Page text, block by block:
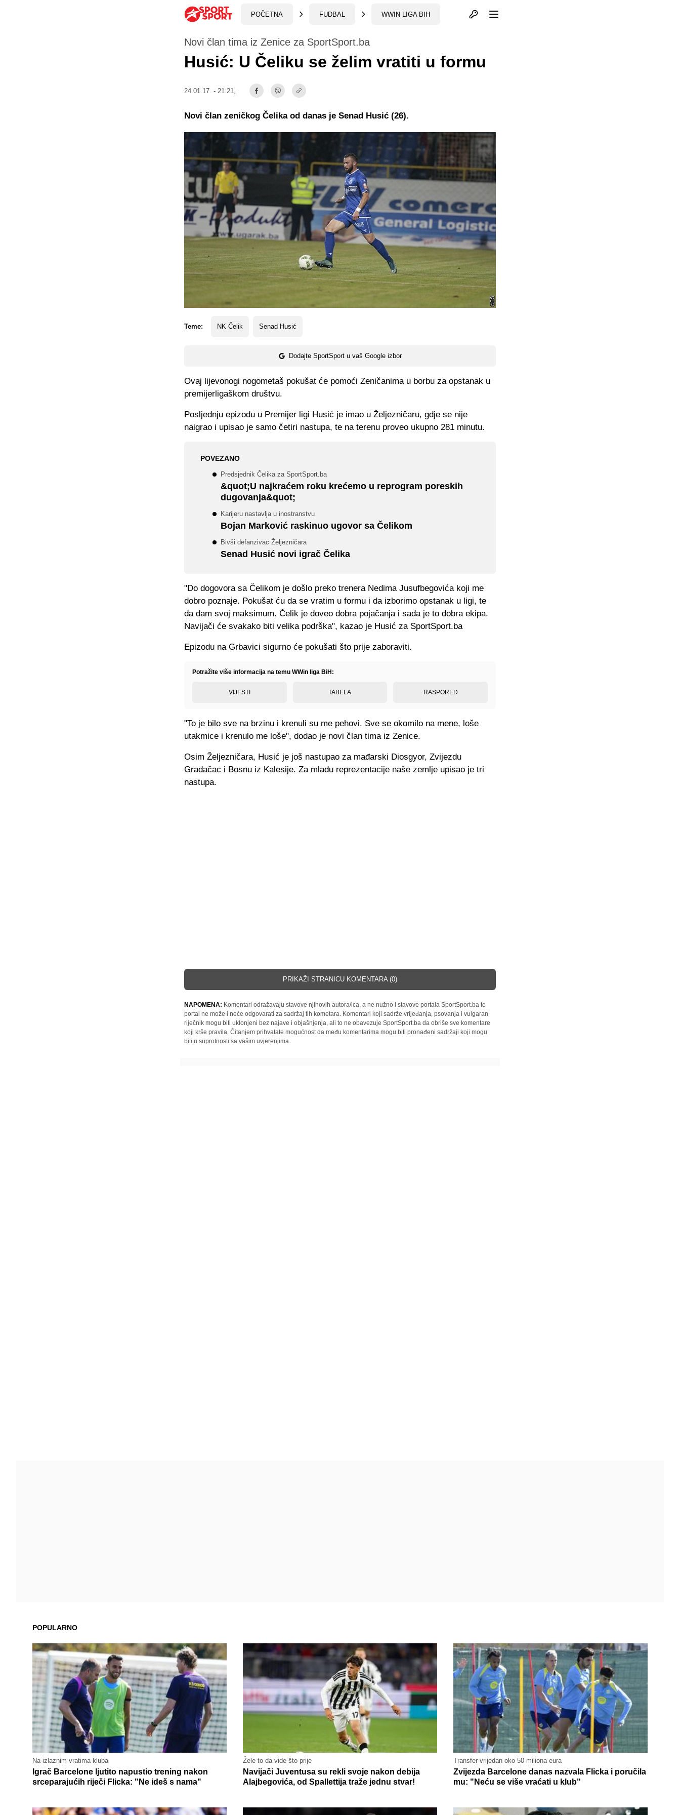
POČETNA FUDBAL WWIN LIGA BIH Otvori profil
Novi član tima iz Zenice za SportSport.ba
Husić: U Čeliku se želim vratiti u formu
24.01.17. - 21:21,
Teme: NK Čelik Senad Husić
Dodajte SportSport u vaš Google izbor
Novi član zeničkog Čelika od danas je Senad Husić (26).
Ovaj lijevonogi nogometaš pokušat će pomoći Zeničanima u borbu za opstanak u
premijerligaškom društvu.
Posljednju epizodu u Premijer ligi Husić je imao u Željezničaru, gdje se nije
naigrao i upisao je samo četiri nastupa, te na terenu proveo ukupno 281 minutu.
POVEZANO
Predsjednik Čelika za SportSport.ba
&quot;U najkraćem roku krećemo u reprogram poreskih
dugovanja&quot;
Karijeru nastavlja u inostranstvu
Bojan Marković raskinuo ugovor sa Čelikom
Bivši defanzivac Željezničara
Senad Husić novi igrač Čelika
"Do dogovora sa Čelikom je došlo preko trenera Nedima Jusufbegovića koji me
dobro poznaje. Pokušat ću da se vratim u formu i da izborimo opstanak u ligi, te
da dam svoj maksimum. Čelik je doveo dobra pojačanja i sada je to dobra ekipa.
Navijači će svakako biti velika podrška", kazao je Husić za SportSport.ba
Epizodu na Grbavici sigurno će pokušati što prije zaboraviti.
Potražite više informacija na temu WWin liga BiH:
VIJESTI TABELA RASPORED
"To je bilo sve na brzinu i krenuli su me pehovi. Sve se okomilo na mene, loše
utakmice i krenulo me loše", dodao je novi član tima iz Zenice.
Osim Željezničara, Husić je još nastupao za mađarski Diosgyor, Zvijezdu
Gradačac i Bosnu iz Kalesije. Za mladu reprezentacije naše zemlje upisao je tri
nastupa.
PRIKAŽI STRANICU KOMENTARA (0)
NAPOMENA: Komentari odražavaju stavove njihovih autora/ica, a ne nužno i stavove portala SportSport.ba te
portal ne može i neće odgovarati za sadržaj tih kometara. Komentari koji sadrže vrijeđanja, psovanja i vulgaran
riječnik mogu biti uklonjeni bez najave i objašnjenja, ali to ne obavezuje SportSport.ba da obriše sve komentare
koji krše pravila. Čitanjem prihvatate mogućnost da među komentarima mogu biti pronađeni sadržaji koji mogu
biti u suprotnosti sa vašim uvjerenjima.
POPULARNO
Na izlaznim vratima kluba
Igrač Barcelone ljutito napustio trening nakon
srceparajućih riječi Flicka: "Ne ideš s nama"
Žele to da vide što prije
Navijači Juventusa su rekli svoje nakon debija
Alajbegovića, od Spallettija traže jednu stvar!
Transfer vrijedan oko 50 miliona eura
Zvijezda Barcelone danas nazvala Flicka i poručila
mu: "Neću se više vraćati u klub"